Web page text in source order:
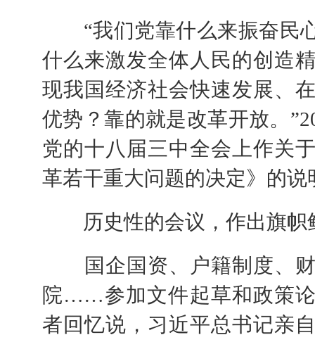
“我们党靠什么来振奋民
什么来激发全体人民的创造
现我国经济社会快速发展、
优势？靠的就是改革开放。
党的十八届三中全会上作关
革若干重大问题的决定》的说
历史性的会议，作出旗帜
国企国资、户籍制度、财
院……参加文件起草和政策
者回忆说，习近平总书记亲